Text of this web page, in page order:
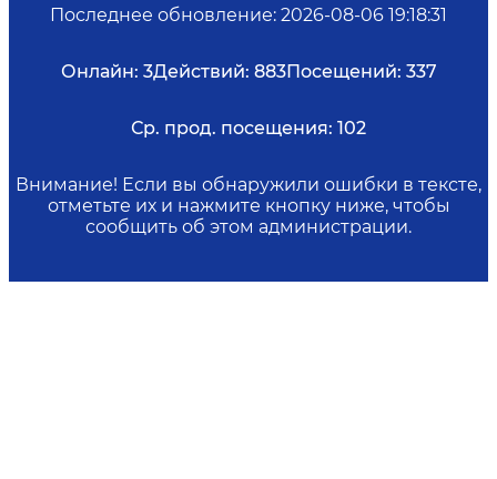
Последнее обновление: 2026-08-06 19:18:31
Онлайн: 3Действий: 883Посещений: 337
Ср. прод. посещения: 102
Внимание! Если вы обнаружили ошибки в тексте,
отметьте их и нажмите кнопку ниже, чтобы
сообщить об этом администрации.